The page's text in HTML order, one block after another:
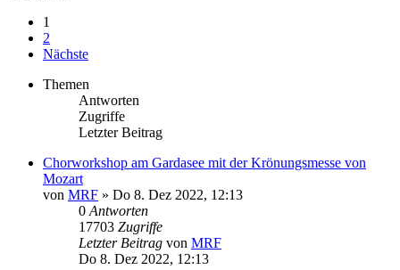
1
2
Nächste
Themen
Antworten
Zugriffe
Letzter Beitrag
Chorworkshop am Gardasee mit der Krönungsmesse von
Mozart
von MRF » Do 8. Dez 2022, 12:13
0 Antworten
17703 Zugriffe
Letzter Beitrag von MRF
Do 8. Dez 2022, 12:13